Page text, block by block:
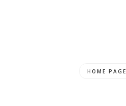
HOME PAGE